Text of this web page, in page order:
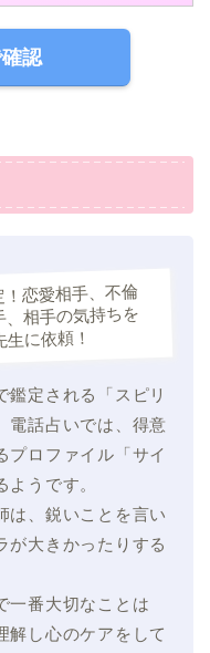
認
恋愛相手、不倫
相手の気持ちを
に依頼！
鑑定される「スピリ
電話占いでは、得意
プロファイル「サイ
うです。
は、鋭いことを言い
が大きかったりする
一番大切なことは
解し心のケアをして